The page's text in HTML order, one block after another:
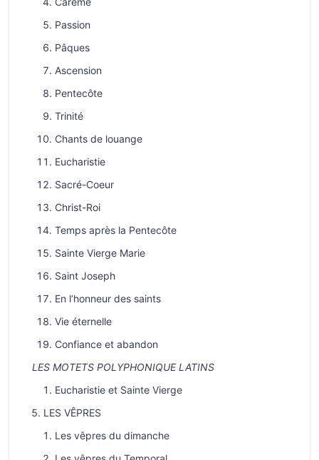
Passion
Pâques
Ascension
Pentecôte
Trinité
Chants de louange
Eucharistie
Sacré-Coeur
Christ-Roi
Temps après la Pentecôte
Sainte Vierge Marie
Saint Joseph
En l’honneur des saints
Vie éternelle
Confiance et abandon
LES MOTETS POLYPHONIQUE LATINS
Eucharistie et Sainte Vierge
LES VÊPRES
Les vêpres du dimanche